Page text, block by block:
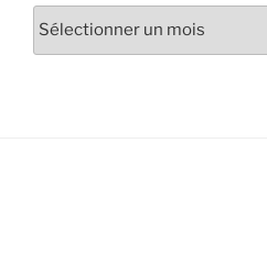
Archives